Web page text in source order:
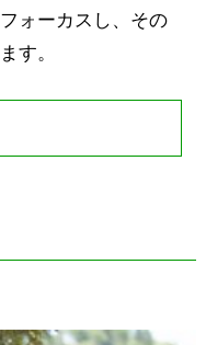
ォーカスし、その
す。